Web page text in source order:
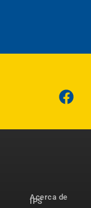
Acerca de
IPS